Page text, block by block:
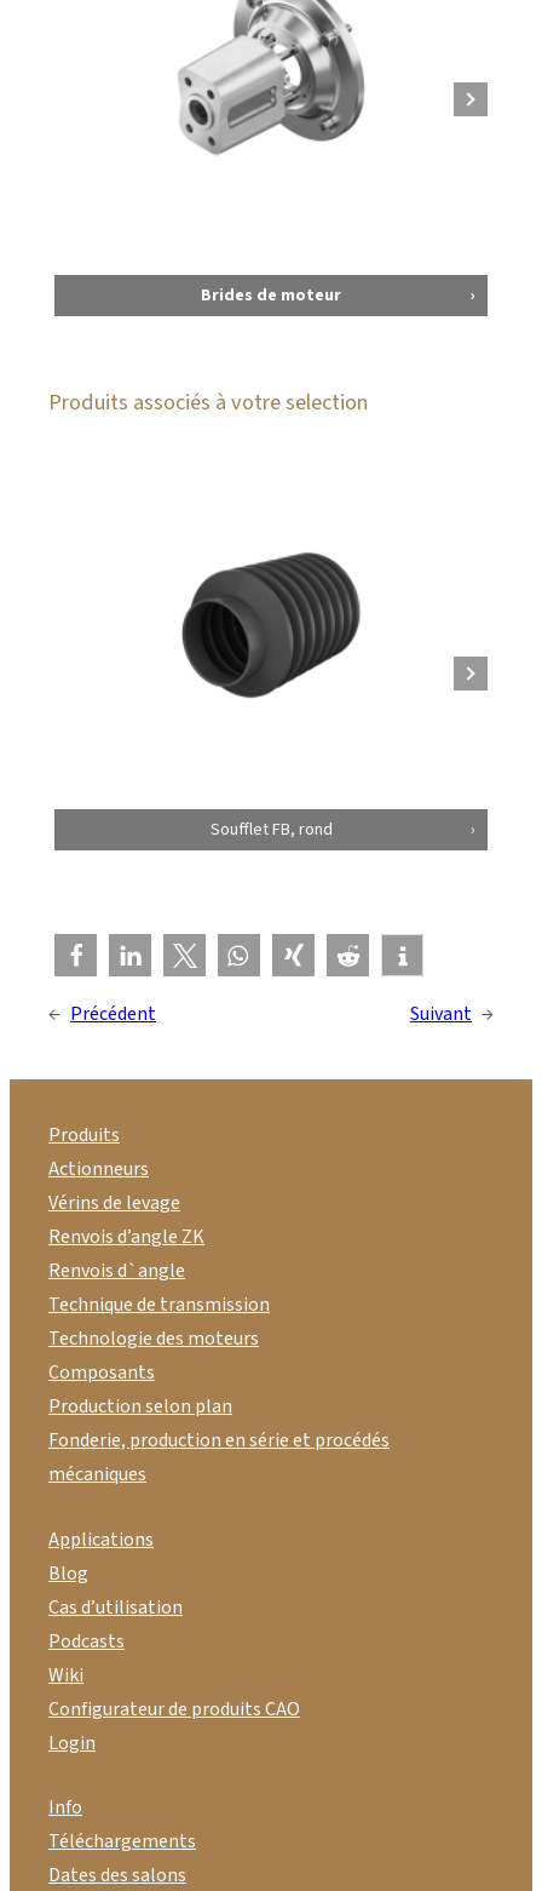
Brides de moteur
Produits associés à votre selection
Soufflet FB, rond
← Précédent Suivant →
Produits
Actionneurs
Vérins de levage
Renvois d’angle ZK
Renvois d`angle
Technique de transmission
Technologie des moteurs
Composants
Production selon plan
Fonderie, production en série et procédés
mécaniques
Applications
Blog
Cas d’utilisation
Podcasts
Wiki
Configurateur de produits CAO
Login
Info
Téléchargements
Dates des salons